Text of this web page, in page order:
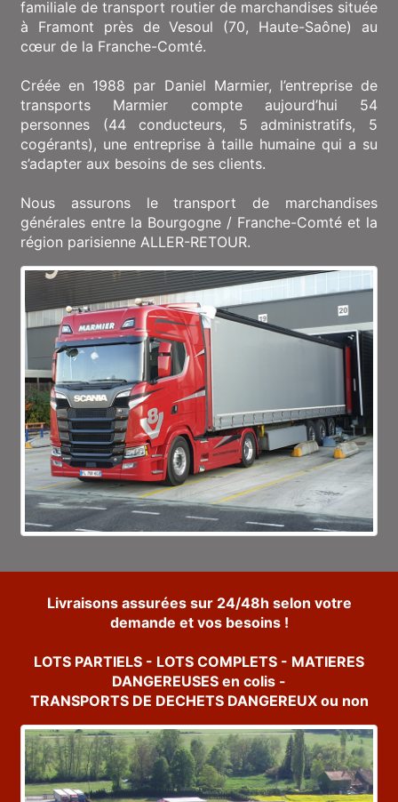
familiale de transport routier de marchandises située
à Framont près de Vesoul (70, Haute-Saône) au
cœur de la Franche-Comté.
Créée en 1988 par Daniel Marmier, l’entreprise de
transports Marmier compte aujourd’hui 54
personnes (44 conducteurs, 5 administratifs, 5
cogérants), une entreprise à taille humaine qui a su
s’adapter aux besoins de ses clients.
Nous assurons le transport de marchandises
générales entre la Bourgogne / Franche-Comté et la
région parisienne ALLER-RETOUR.
Livraisons assurées sur 24/48h selon votre
demande et vos besoins !
LOTS PARTIELS - LOTS COMPLETS - MATIERES
DANGEREUSES en colis -
TRANSPORTS DE DECHETS DANGEREUX ou non